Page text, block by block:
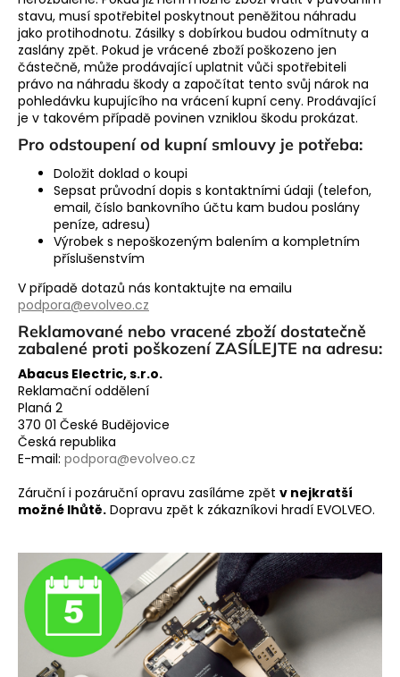
stavu, musí spotřebitel poskytnout peněžitou náhradu
jako protihodnotu. Zásilky s dobírkou budou odmítnuty a
zaslány zpět. Pokud je vrácené zboží poškozeno jen
částečně, může prodávající uplatnit vůči spotřebiteli
právo na náhradu škody a započítat tento svůj nárok na
pohledávku kupujícího na vrácení kupní ceny. Prodávající
je v takovém případě povinen vzniklou škodu prokázat.
Pro odstoupení od kupní smlouvy je potřeba:
Doložit doklad o koupi
Sepsat průvodní dopis s kontaktními údaji (telefon,
email, číslo bankovního účtu kam budou poslány
peníze, adresu)
Výrobek s nepoškozeným balením a kompletním
příslušenstvím
V případě dotazů nás kontaktujte na emailu
podpora@evolveo.cz
Reklamované nebo vracené zboží dostatečně
zabalené proti poškození ZASÍLEJTE na adresu:
Abacus Electric, s.r.o.
Reklamační oddělení
Planá 2
370 01 České Budějovice
Česká republika
E-mail: podpora@evolveo.cz
Záruční i pozáruční opravu zasíláme zpět v nejkratší
možné lhůtě. Dopravu zpět k zákazníkovi hradí EVOLVEO.